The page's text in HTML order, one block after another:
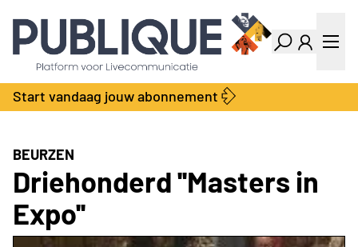
Industry Dashboard
Vacatures
Kalender
Producten
Bedrijvengids
Locatie Finder
Contact
Over ons
Adverteren
Abonnementen
Start vandaag jouw abonnement
BEURZEN
Driehonderd ''Masters in
Expo''